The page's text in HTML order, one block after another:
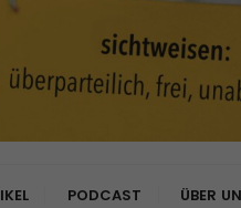
PODCAST ÜBER